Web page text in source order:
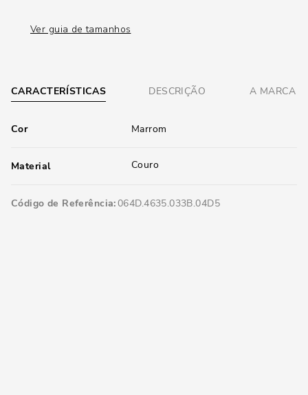
Ver guia de tamanhos
CARACTERÍSTICAS DESCRIÇÃO A MARCA
Cor Marrom
Material Couro
Código de Referência 064D.4635.033B.04D5